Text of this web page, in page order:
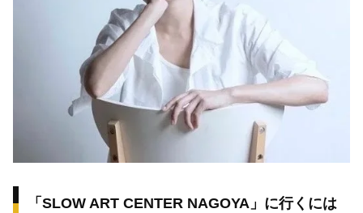
「SLOW ART CENTER NAGOYA」に行くには